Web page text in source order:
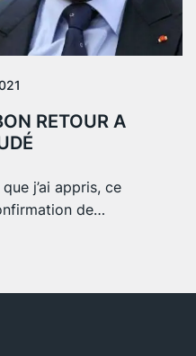
RETOUR A
j’ai appris, ce
de…